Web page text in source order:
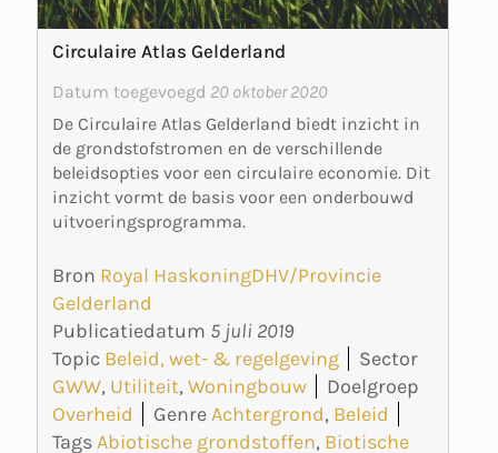
Circulaire Atlas Gelderland
Datum toegevoegd 20 oktober 2020
De Circulaire Atlas Gelderland biedt inzicht in
de grondstofstromen en de verschillende
beleidsopties voor een circulaire economie. Dit
inzicht vormt de basis voor een onderbouwd
uitvoeringsprogramma.
Bron Royal HaskoningDHV/Provincie
Gelderland
Publicatiedatum 5 juli 2019
Topic Beleid, wet- & regelgeving
Sector
GWW, Utiliteit, Woningbouw
Doelgroep
Overheid
GenreAchtergrond, Beleid
TagsAbiotische grondstoffen, Biotische